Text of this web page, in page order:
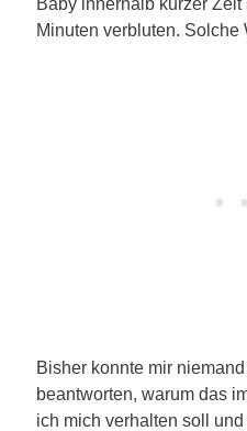
Minuten verbluten. Solche
Bisher konnte mir
beantworten, warum das
ich mich verhalten soll